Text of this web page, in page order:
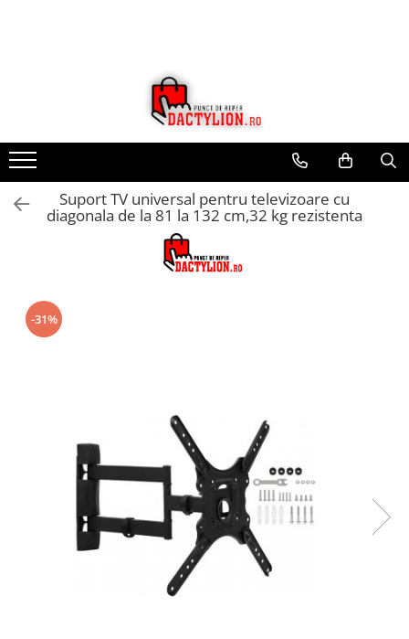
Suport TV universal pentru televizoare cu
diagonala de la 81 la 132 cm,32 kg rezistenta
-31%